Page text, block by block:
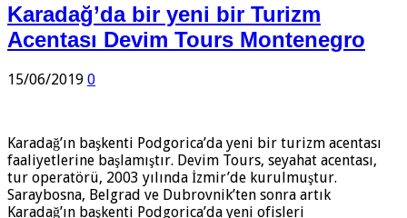
Karadağ’da bir yeni bir Turizm
Acentası Devim Tours Montenegro
15/06/2019 0
Karadağ’ın başkenti Podgorica’da yeni bir turizm acentası
faaliyetlerine başlamıştır. Devim Tours, seyahat acentası,
tur operatörü, 2003 yılında İzmir’de kurulmuştur.
Saraybosna, Belgrad ve Dubrovnik’ten sonra artık
Karadağ’ın başkenti Podgorica’da yeni ofisleri